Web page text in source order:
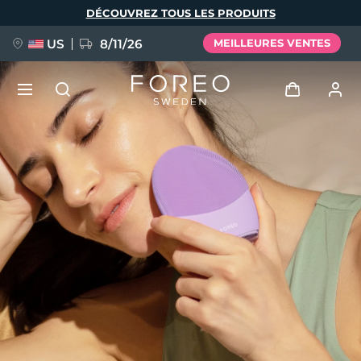
DÉCOUVREZ TOUS LES PRODUITS
US 8/11/26 MEILLEURES VENTES
Profil de l'utilisateur
Mes appareils
Mes commandes
Mes adresses
Mes abonnements
NOUVEAU
FAQ™ Pure Beauty-Tech Elixir
BREAKING NEWS
issa™ Teeth Whitening Set
Langue
English Deutsch
Español
Français
Italiano
Português
Svenska
Русский
Türkçe
简体中文 繁體中文